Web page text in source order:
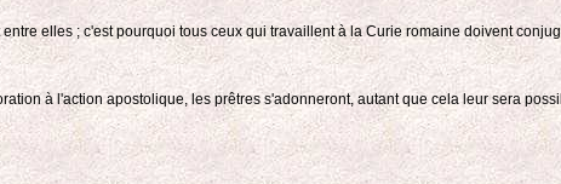
elles ; c'est pourquoi tous ceux qui travaillent à la Curie romaine doivent
à l'action apostolique, les prêtres s'adonneront, autant que cela leur sera